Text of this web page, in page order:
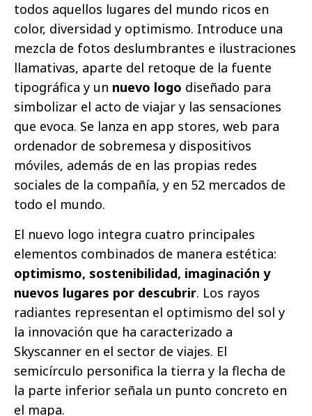
todos aquellos lugares del mundo ricos en
color, diversidad y optimismo. Introduce una
mezcla de fotos deslumbrantes e ilustraciones
llamativas, aparte del retoque de la fuente
tipográfica y un nuevo logo diseñado para
simbolizar el acto de viajar y las sensaciones
que evoca. Se lanza en app stores, web para
ordenador de sobremesa y dispositivos
móviles, además de en las propias redes
sociales de la compañía, y en 52 mercados de
todo el mundo.
El nuevo logo integra cuatro principales
elementos combinados de manera estética:
optimismo, sostenibilidad, imaginación y
nuevos lugares por descubrir. Los rayos
radiantes representan el optimismo del sol y
la innovación que ha caracterizado a
Skyscanner en el sector de viajes. El
semicírculo personifica la tierra y la flecha de
la parte inferior señala un punto concreto en
el mapa.